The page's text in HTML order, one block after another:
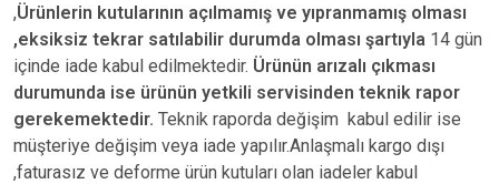
,Ürünlerin kutularının açılmamış ve yıpranmamış olması
,eksiksiz tekrar satılabilir durumda olması şartıyla 14 gün
içinde iade kabul edilmektedir. Ürünün arızalı çıkması
durumunda ise ürünün yetkili servisinden teknik rapor
gerekemektedir. Teknik raporda değişim kabul edilir ise
müşteriye değişim veya iade yapılır.Anlaşmalı kargo dışı
,faturasız ve deforme ürün kutuları olan iadeler kabul